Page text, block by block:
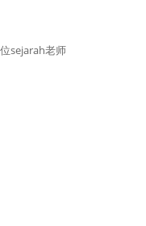
sejarah老师